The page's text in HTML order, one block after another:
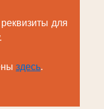
для
здесь.